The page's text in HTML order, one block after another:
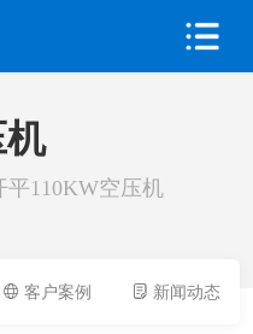
110KW空压机
客户案例 新闻动态